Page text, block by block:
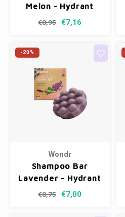
Melon - Hydrant
€8,95 €7,16
-20%
Wondr
Shampoo Bar
Lavender - Hydrant
€8,75 €7,00